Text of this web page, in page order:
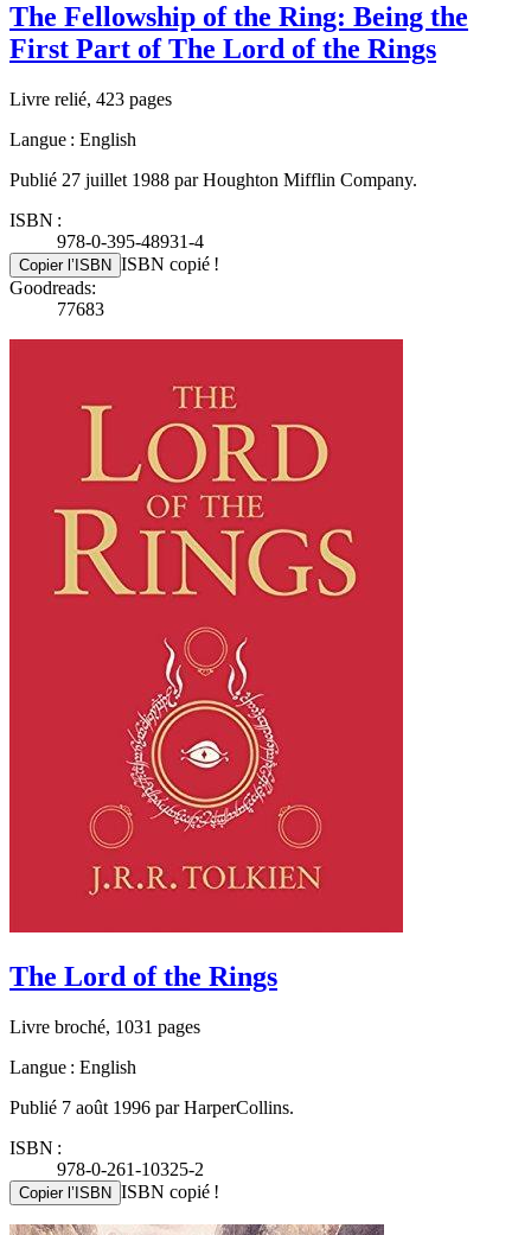
The Fellowship of the Ring: Being the
First Part of The Lord of the Rings
Livre relié, 423 pages
Langue : English
Publié 27 juillet 1988 par Houghton Mifflin Company.
ISBN :
978-0-395-48931-4
Copier l’ISBN ISBN copié !
Goodreads:
77683
The Lord of the Rings
Livre broché, 1031 pages
Langue : English
Publié 7 août 1996 par HarperCollins.
ISBN :
978-0-261-10325-2
Copier l’ISBN ISBN copié !